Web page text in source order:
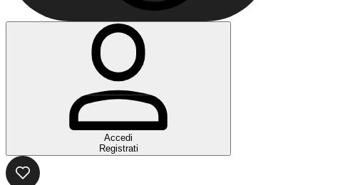
Accedi
Registrati